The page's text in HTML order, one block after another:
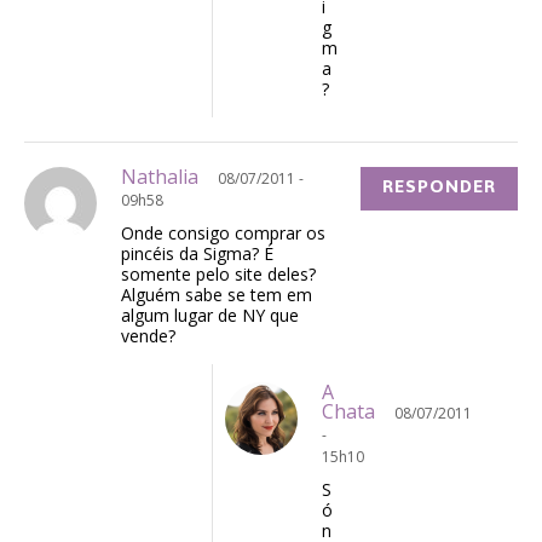
i
g
m
a
?
Nathalia
08/07/2011 -
09h58
Onde consigo comprar os
pincéis da Sigma? É
somente pelo site deles?
Alguém sabe se tem em
algum lugar de NY que
vende?
RESPONDER
A
Chata
08/07/2011
-
15h10
S
ó
n